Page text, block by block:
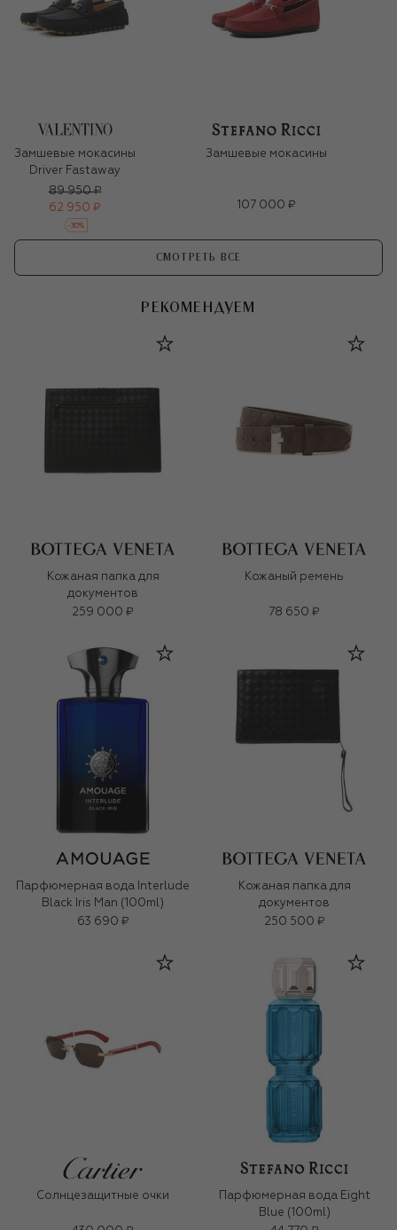
Замшевые мокасины
Driver Fastaway
89 950 ₽
62 950 ₽
-30%
Замшевые мокасины
107 000 ₽
СМОТРЕТЬ ВСЕ
РЕКОМЕНДУЕМ
Кожаная папка для
документов
259 000 ₽
Кожаный ремень
78 650 ₽
Парфюмерная вода Interlude
Black Iris Man (100ml)
63 690 ₽
Кожаная папка для
документов
250 500 ₽
Солнцезащитные очки
Парфюмерная вода Eight
Blue (100ml)